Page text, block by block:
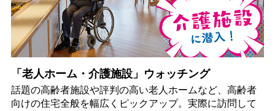
「老人ホーム・介護施設」ウォッチング
話題の高齢者施設や評判の高い老人ホームなど、高齢者
向けの住宅全般を幅広くピックアップ。実際に訪問して